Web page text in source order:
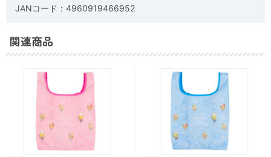
JANコード：4960919466952
関連商品